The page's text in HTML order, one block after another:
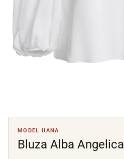
MODEL IIANA
Bluza Alba Angelica